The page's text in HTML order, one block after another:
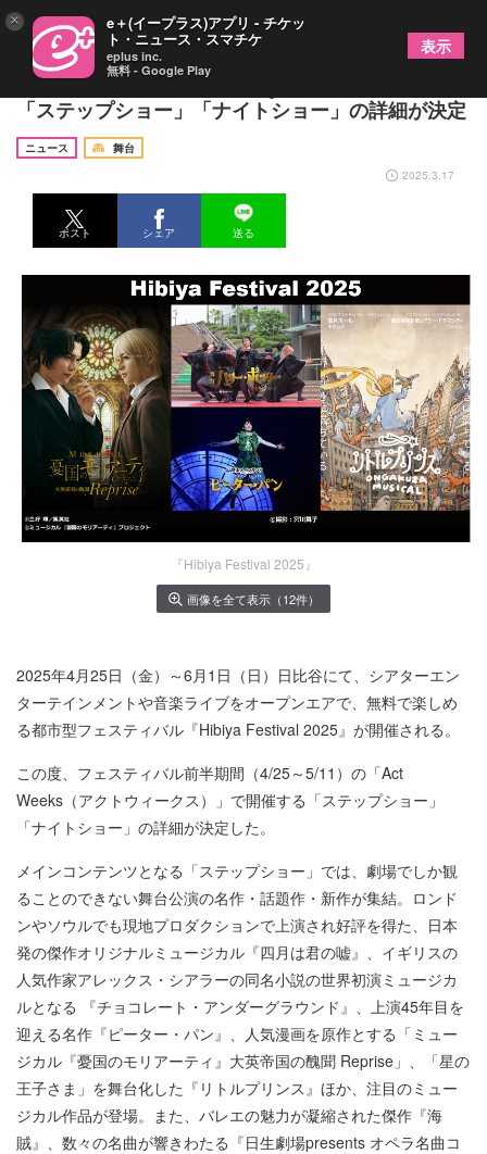
都市型フェスティバル『Hibiya Festival 2025』の
「ステップショー」「ナイトショー」の詳細が決定
ニュース
舞台
2025.3.17
ポスト シェア 送る
『Hibiya Festival 2025』
画像を全て表示（12件）
2025年4月25日（金）～6月1日（日）日比谷にて、シアターエン
ターテインメントや音楽ライブをオープンエアで、無料で楽しめ
る都市型フェスティバル『Hibiya Festival 2025』が開催される。
この度、フェスティバル前半期間（4/25～5/11）の「Act
Weeks（アクトウィークス）」で開催する「ステップショー」
「ナイトショー」の詳細が決定した。
メインコンテンツとなる「ステップショー」では、劇場でしか観
ることのできない舞台公演の名作・話題作・新作が集結。ロンド
ンやソウルでも現地プロダクションで上演され好評を得た、日本
発の傑作オリジナルミュージカル『四月は君の嘘』、イギリスの
人気作家アレックス・シアラーの同名小説の世界初演ミュージカ
ルとなる 『チョコレート・アンダーグラウンド』、上演45年目を
迎える名作『ピーター・パン』、人気漫画を原作とする「ミュー
ジカル『憂国のモリアーティ』大英帝国の醜聞 Reprise」、「星の
王子さま」を舞台化した『リトルプリンス』ほか、注目のミュー
ジカル作品が登場。また、バレエの魅力が凝縮された傑作『海
賊』、数々の名曲が響きわたる『日生劇場presents オペラ名曲コ
× e＋(イープラス)アプリ - チケッ
ト・ニュース・スマチケ
eplus inc.
無料 - Google Play
表示